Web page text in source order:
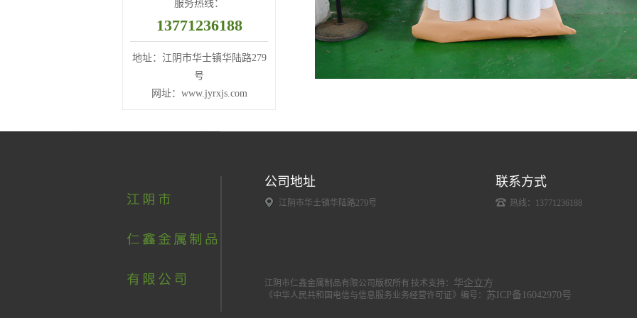
服务热线：
13771236188
地址：江阴市华士镇华陆路279
号
网址：www.jyrxjs.com
公司地址
江阴市华士镇华陆路279号
联系方式
热线：13771236188
江阴市仁鑫金属制品有限公司版权所有 技术支持： 华企立方
《中华人民共和国电信与信息服务业务经营许可证》编号： 苏ICP备16042970号